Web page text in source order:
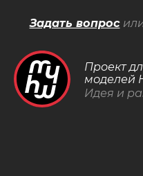
Проект
моделей
Идея и
Задать вопрос